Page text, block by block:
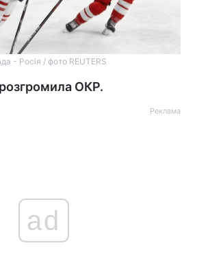
- Росія / фото REUTERS
ОКР.
Реклама
ad